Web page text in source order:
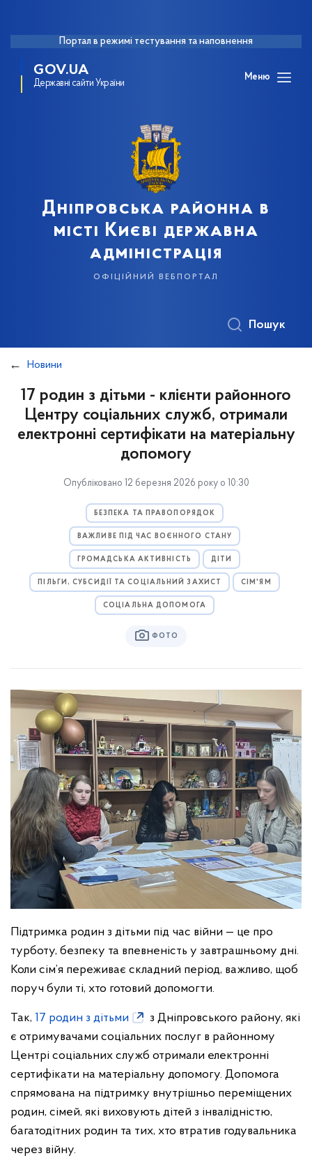
Портал в режимі тестування та наповнення
GOV.UA
Державні сайти України
Меню
Дніпровська районна в
місті Києві державна
адміністрація
офіційний вебпортал
Пошук
Новини
17 родин з дітьми - клієнти районного
Центру соціальних служб, отримали
електронні сертифікати на матеріальну
допомогу
Опубліковано 12 березня 2026 року о 10:30
БЕЗПЕКА ТА ПРАВОПОРЯДОК
ВАЖЛИВЕ ПІД ЧАС ВОЄННОГО СТАНУ
ГРОМАДСЬКА АКТИВНІСТЬ ДІТИ
ПІЛЬГИ, СУБСИДІЇ ТА СОЦІАЛЬНИЙ ЗАХИСТ СІМ'ЯМ
СОЦІАЛЬНА ДОПОМОГА
ФОТО
Підтримка родин з дітьми під час війни — це про
турботу, безпеку та впевненість у завтрашньому дні.
Коли сім’я переживає складний період, важливо, щоб
поруч були ті, хто готовий допомогти.
Так, 17 родин з дітьми
з Дніпровського району, які
є отримувачами соціальних послуг в районному
Центрі соціальних служб отримали електронні
сертифікати на матеріальну допомогу. Допомога
спрямована на підтримку внутрішньо переміщених
родин, сімей, які виховують дітей з інвалідністю,
багатодітних родин та тих, хто втратив годувальника
через війну.